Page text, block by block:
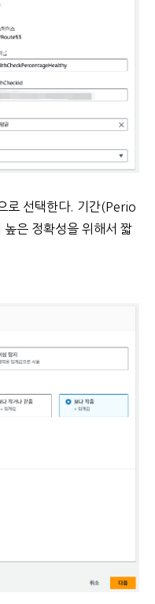
로 선택한다. 기간(Perio
은 정확성을 위해서 짧